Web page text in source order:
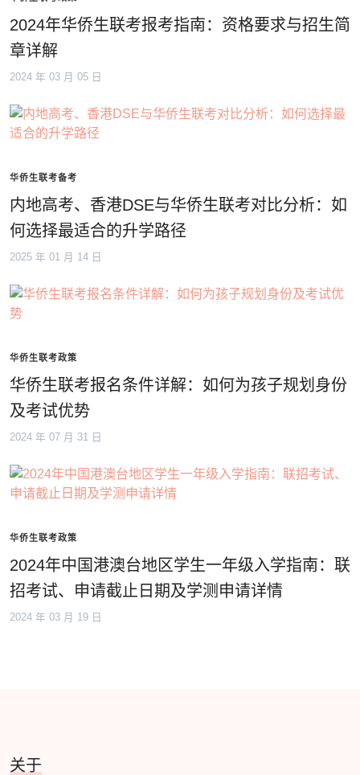
2024年华侨生联考报考指南：资格要求与招生简
章详解
2024 年 03 月 05 日
华侨生联考备考
内地高考、香港DSE与华侨生联考对比分析：如
何选择最适合的升学路径
2025 年 01 月 14 日
华侨生联考政策
华侨生联考报名条件详解：如何为孩子规划身份
及考试优势
2024 年 07 月 31 日
华侨生联考政策
2024年中国港澳台地区学生一年级入学指南：联
招考试、申请截止日期及学测申请详情
2024 年 03 月 19 日
关于